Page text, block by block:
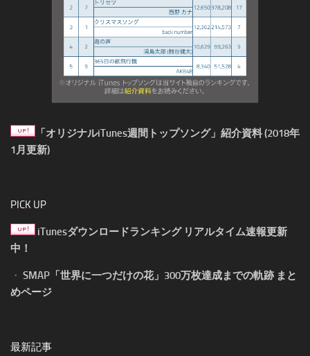
「オリジナルiTunes週間トップソング」紹介資料 (2018年
1月更新)
PICK UP
iTunesダウンロードランキング リアルタイム速報更新
中！
・ SMAP「世界に一つだけの花」300万枚達成までの軌跡 まと
めページ
最新記事